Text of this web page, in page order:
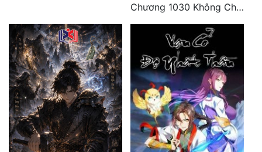
Chương 1030 Không Chi Hoàng Nguyên Đại Hư